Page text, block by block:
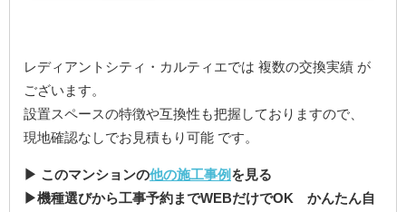
レディアントシティ・カルティエでは 複数の交換実績 が
ございます。
設置スペースの特徴や互換性も把握しておりますので、
現地確認なしでお見積もり可能 です。
▶ このマンションの他の施工事例 を見る
▶機種選びから工事予約までWEBだけでOK かんたん自